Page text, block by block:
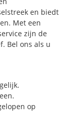
en biedt
Met een
zijn de
Bel ons als u
op